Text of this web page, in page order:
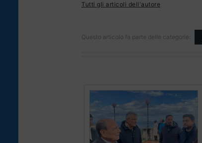
Tutti gli articoli dell'autore
Questo articolo fa parte delle categorie: